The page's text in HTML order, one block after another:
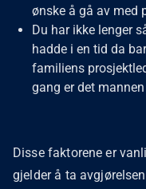
ønske å gå av med
Du har ikke lenger
hadde i en tid da
familiens
gang er det
Disse faktorene er
gjelder å ta